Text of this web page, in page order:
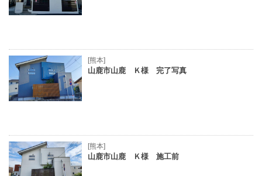
[熊本]
山鹿市山鹿 Ｋ様 完了写真
[熊本]
山鹿市山鹿 Ｋ様 施工前